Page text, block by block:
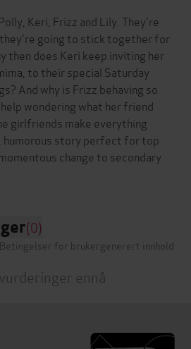
Keri, Frizz and Lily. They're
they're going to stick together for
then does Keri keep inviting her
to their special Saturday
And why is Frizz behaving so
wondering what her friend
girlfriends make everything
humorous story perfect for top
change to secondary
(0)
Betingelser for brukergenerert innhold
ennå